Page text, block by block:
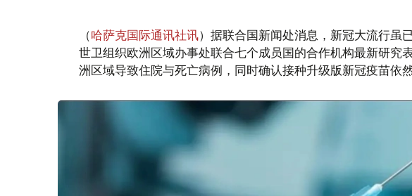
（哈萨克国际通讯社讯）据联合国新闻处消息，新冠大流行虽
世卫组织欧洲区域办事处联合七个成员国的合作机构最新研究
洲区域导致住院与死亡病例，同时确认接种升级版新冠疫苗依